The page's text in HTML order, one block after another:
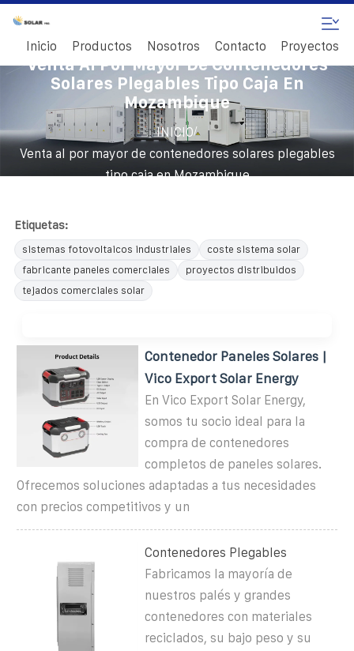
Inicio Productos Nosotros Contacto Proyectos
Venta Al Por Mayor De Contenedores
Solares Plegables Tipo Caja En
Mozambique
INICIO/
Venta al por mayor de contenedores solares plegables
tipo caja en Mozambique
Etiquetas:
sistemas fotovoltaicos industriales
coste sistema solar
fabricante paneles comerciales
proyectos distribuidos
tejados comerciales solar
Contenedor Paneles Solares |
Vico Export Solar Energy
En Vico Export Solar Energy,
somos tu socio ideal para la
compra de contenedores
completos de paneles solares.
Ofrecemos soluciones adaptadas a tus necesidades
con precios competitivos y un
Contenedores Plegables
Fabricamos la mayoría de
nuestros palés y grandes
contenedores con materiales
reciclados, su bajo peso y su